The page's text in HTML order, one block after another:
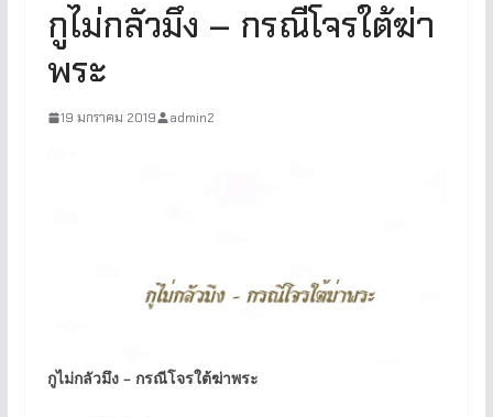
กูไม่กลัวมึง – กรณีโจรใต้ฆ่า
พระ
19 มกราคม 2019 admin2
กูไม่กลัวมึง – กรณีโจรใต้ฆ่าพระ